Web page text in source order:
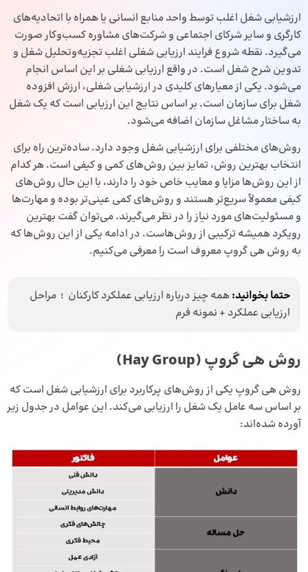
ارزشیابی شغل اغلب توسط واحد منابع انسانی یا همراه با اتحادیه‌های
کارگری و سایر شرکای اجتماعی و شرکت‌های مشاوره کسب‌وکار صورت
می‌گیرد. نقطه شروع فرایند ارزیابی شغلی اغلب تجزیه‌وتحلیل شغل و
تدوین شرح شغل است. در واقع ارزیابی شغلی بر این اساس انجام
می‌شود. یکی از معیارهای کلیدی در ارزشیابی شغلی، ارزش افزوده
شغل برای سازمان است. بر اساس نتایج این ارزیابی است که یک شغل
به ساختار مشاغل سازمان اضافه می‌شود.
روش‌های مختلفی برای ارزشیابی شغل وجود دارد. ساده‌ترین راه برای
انتخاب بهترین روش، تمایز بین روش‌های کمی و کیفی است. هر کدام
از این روش‌ها مزایا و معایب خاص خود را دارند، با این حال روش‌های
کیفی معمولاً سریع‌تر هستند و روش‌های کمی عینی‌تر بوده و مهارت‌ها
و مسئولیت‌های مورد نیاز را در نظر می‌گیرند. می‌توان گفت بهترین
رویکرد همیشه ترکیبی از روش‌هاست. در ادامه یکی از این روش‌ها که
به روش هی گروپ معروف است را معرفی می‌کنیم.
حتما بخوانید: همه چیز درباره ارزیابی عملکرد کارکنان ؛ مراحل
ارزیابی عملکرد + نمونه فرم
روش هی گروپ (Hay Group)
روش هی گروپ یکی از روش‌های پرکاربرد برای ارزشیابی شغل است که
بر اساس سه عامل یک شغل را ارزیابی می‌کند. این عوامل در جدول زیر
آورده شده‌اند: